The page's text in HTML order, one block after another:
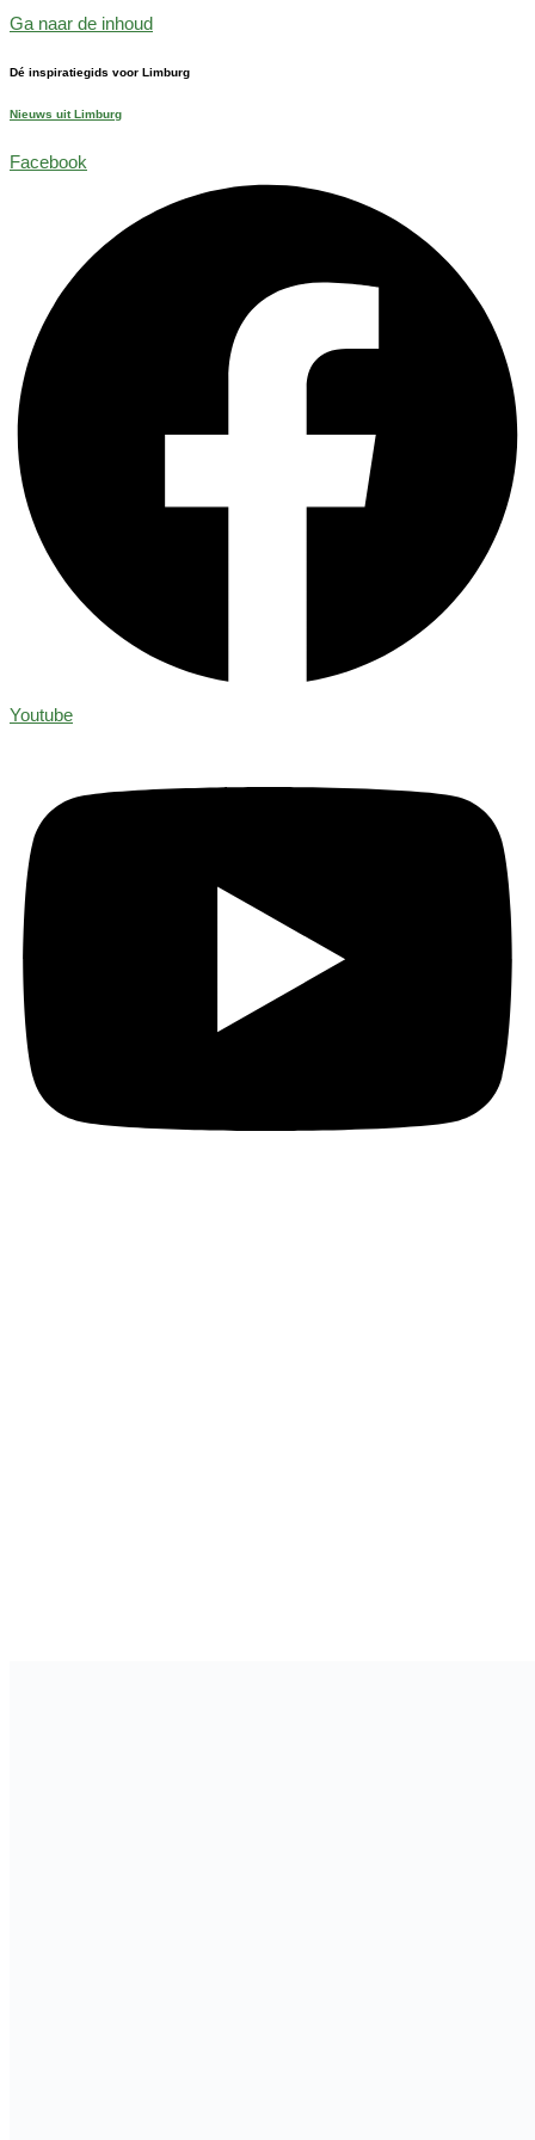
Ga naar de inhoud
Dé inspiratiegids voor Limburg
Nieuws uit Limburg
Facebook
Youtube